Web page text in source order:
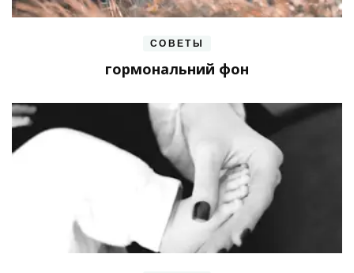
СОВЕТЫ
гормональний фон